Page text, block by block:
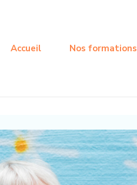
Accueil Nos formations